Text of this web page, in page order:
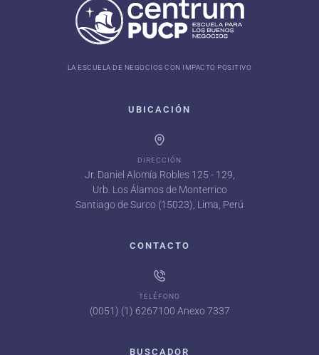
LA ESCUELA DE NEGOCIOS CON IMPACTO POSITIVO
UBICACIÓN
DIRECCIÓN
Jr. Daniel Alomía Robles 125 - 129,
Urb. Los Álamos de Monterrico
Santiago de Surco (15023), Lima, Perú
CONTACTO
TELÉFONO
(0051) (1) 6267100 Anexo 7337
BUSCADOR